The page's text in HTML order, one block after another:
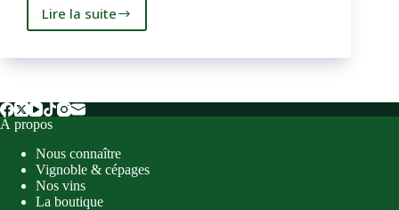
Lire la suite
Domaine
dans
France
À propos
Nous connaître
Vignoble & cépages
Nos vins
La boutique